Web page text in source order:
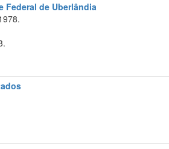
Federal de Uberlândia